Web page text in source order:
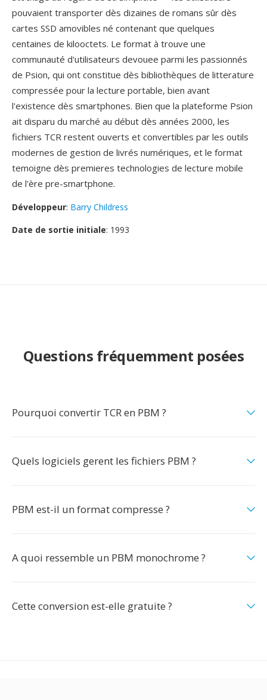
pouvaient transporter dès dizaines de romans sûr dès
cartes SSD amovibles né contenant que quelques
centaines de kilooctets. Le format à trouve une
communauté d'utilisateurs devouee parmi les passionnés
de Psion, qui ont constitue dès bibliothèques de litterature
compressée pour la lecture portable, bien avant
l'existence dès smartphones. Bien que la plateforme Psion
ait disparu du marché au début dès années 2000, les
fichiers TCR restent ouverts et convertibles par les outils
modernes de gestion de livrés numériques, et le format
temoigne dès premieres technologies de lecture mobile
de l'ère pre-smartphone.
Développeur: Barry Childress
Date de sortie initiale: 1993
Questions fréquemment posées
Pourquoi convertir TCR en PBM ?
Quels logiciels gerent les fichiers PBM ?
PBM est-il un format compresse ?
A quoi ressemble un PBM monochrome ?
Cette conversion est-elle gratuite ?